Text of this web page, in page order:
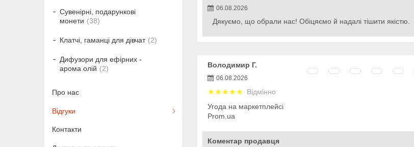
06.08.2026
Дякуємо, що обрали нас! Обіцяємо й надалі тішити якістю.
Володимир Г.
06.08.2026
Відмінно
Угода на маркетплейсі
Prom.ua
Коментар продавця
Сувенірні, подарункові
монети
38
Клатчі, гаманці для дівчат 2
Дифузори для ефірних -
арома олій
2
Про нас
Відгуки
Контакти